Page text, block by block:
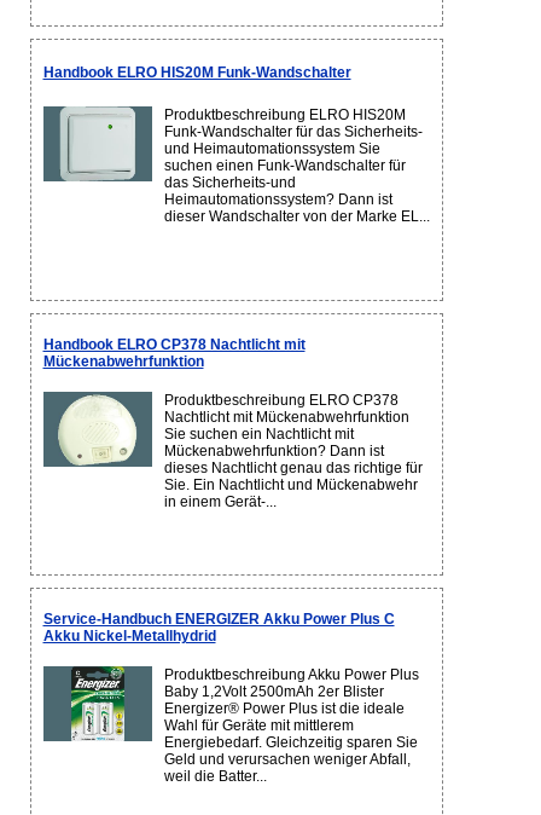
Handbook ELRO HIS20M Funk-Wandschalter
Produktbeschreibung ELRO HIS20M
Funk-Wandschalter für das Sicherheits-
und Heimautomationssystem Sie
suchen einen Funk-Wandschalter für
das Sicherheits-und
Heimautomationssystem? Dann ist
dieser Wandschalter von der Marke EL...
Handbook ELRO CP378 Nachtlicht mit
Mückenabwehrfunktion
Produktbeschreibung ELRO CP378
Nachtlicht mit Mückenabwehrfunktion
Sie suchen ein Nachtlicht mit
Mückenabwehrfunktion? Dann ist
dieses Nachtlicht genau das richtige für
Sie. Ein Nachtlicht und Mückenabwehr
in einem Gerät-...
Service-Handbuch ENERGIZER Akku Power Plus C
Akku Nickel-Metallhydrid
Produktbeschreibung Akku Power Plus
Baby 1,2Volt 2500mAh 2er Blister
Energizer® Power Plus ist die ideale
Wahl für Geräte mit mittlerem
Energiebedarf. Gleichzeitig sparen Sie
Geld und verursachen weniger Abfall,
weil die Batter...